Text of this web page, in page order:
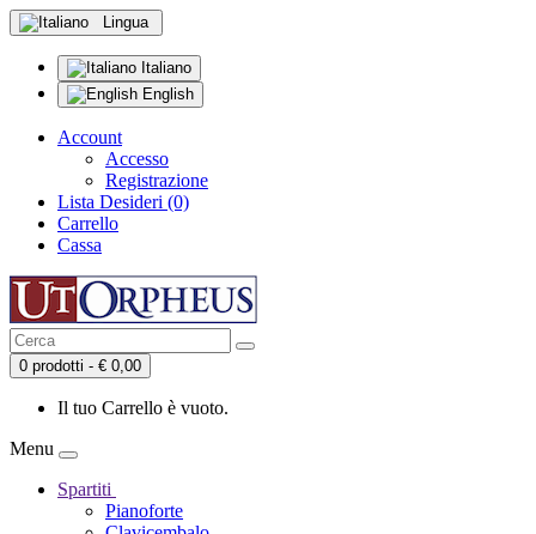
Lingua
Italiano
English
Account
Accesso
Registrazione
Lista Desideri (0)
Carrello
Cassa
0 prodotti - € 0,00
Il tuo Carrello è vuoto.
Menu
Spartiti
Pianoforte